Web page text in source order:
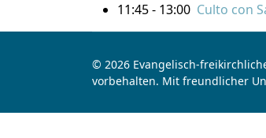
11:45 - 13:00 Culto con
© 2026 Evangelisch-
vorbehalten. Mit freundlicher